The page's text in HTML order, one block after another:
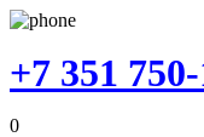
+7 351
0